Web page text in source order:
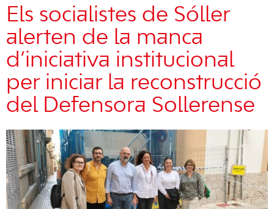
Els socialistes de Sóller
alerten de la manca
d’iniciativa institucional
per iniciar la reconstrucció
del Defensora Sollerense